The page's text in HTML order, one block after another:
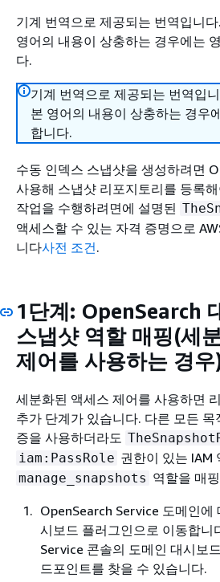
기계 번역으로 제공되는 번역입니
영어의 내용이 상충하는 경우에는
다.
기계 번역으로 제공되는 번역입
본 영어의 내용이 상충하는 경우
합니다.
수동 인덱스 스냅샷을 생성하려면
사용해 스냅샷 리포지토리를 등록
작업을 수행하려면에 설명된
액세스할 수 있는 자격 증명으로
니다사전 조건.
1단계: OpenSearch
스냅샷 역할 매핑(세
제어를 사용하는 경우
세분화된 액세스 제어를 사용하면
추가 단계가 있습니다. 다른 모든
증을 사용하더라도
iam:PassRole 권한이 있는 IAM
manage_snapshots 역할을 매
OpenSearch Service 도메인에
시보드 플러그인으로 이동합니
Service 콘솔의 도메인 대시보
드포인트를 찾을 수 있습니다.